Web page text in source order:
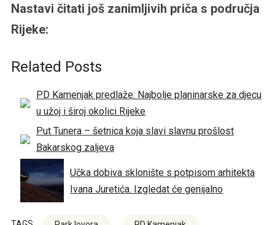
Nastavi čitati još zanimljivih priča s područja
Rijeke:
Related Posts
PD Kamenjak predlaže: Najbolje planinarske za djecu
u užoj i široj okolici Rijeke
Put Tunera – šetnica koja slavi slavnu prošlost
Bakarskog zaljeva
Učka dobiva sklonište s potpisom arhitekta
Ivana Juretića. Izgledat će genijalno